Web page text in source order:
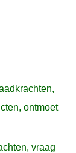
ontmoet
vraag